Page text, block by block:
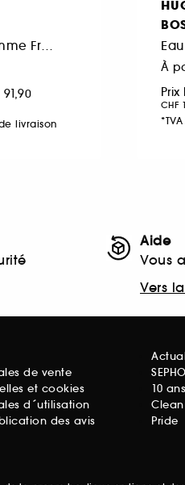
Eau de toilette Homme Fraîche et Aromatique
livraison
À
CHF
Aide
Vous
Vers
de vente
et cookies
d´utilisation
des avis
10
Pride